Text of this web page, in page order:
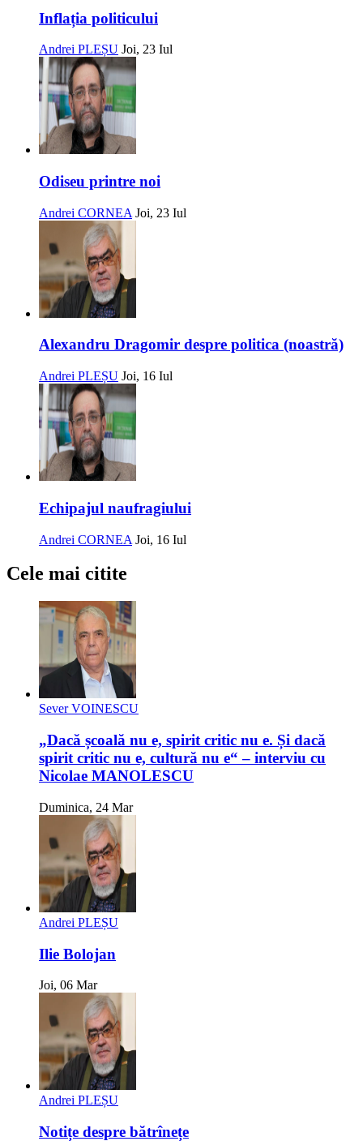
Inflația politicului
Andrei PLEȘU Joi, 23 Iul
Odiseu printre noi
Andrei CORNEA Joi, 23 Iul
Alexandru Dragomir despre politica (noastră)
Andrei PLEȘU Joi, 16 Iul
Echipajul naufragiului
Andrei CORNEA Joi, 16 Iul
Cele mai citite
Sever VOINESCU
„Dacă școală nu e, spirit critic nu e. Și dacă
spirit critic nu e, cultură nu e“ – interviu cu
Nicolae MANOLESCU
Duminica, 24 Mar
Andrei PLEȘU
Ilie Bolojan
Joi, 06 Mar
Andrei PLEȘU
Notițe despre bătrînețe